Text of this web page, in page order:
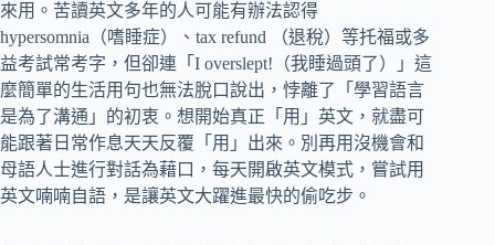
來用。苦讀英文多年的人可能有辦法認得
hypersomnia（嗜睡症）、tax refund （退稅）等托福或多
益考試常考字，但卻連「I overslept!（我睡過頭了）」這
麼簡單的生活用句也無法脫口說出，悖離了「學習語言
是為了溝通」的初衷。想開始真正「用」英文，就盡可
能跟著日常作息天天反覆「用」出來。別再用沒機會和
母語人士進行對話為藉口，每天開啟英文模式，嘗試用
英文喃喃自語，是讓英文大躍進最快的偷吃步。